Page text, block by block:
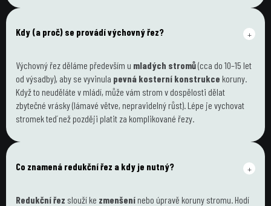
Kdy (a proč) se provádí výchovný řez? +
Výchovný řez děláme především u mladých stromů (cca do 10–15 let
od výsadby), aby se vyvinula pevná kosterní konstrukce koruny.
Když to neuděláte v mládí, může vám strom v dospělosti dělat
zbytečné vrásky (lámavé větve, nepravidelný růst). Lépe je vychovat
stromek teď než později platit za komplikované řezy.
Co znamená redukční řez a kdy je nutný? +
Redukční řez slouží ke zmenšení nebo úpravě koruny stromu. Hodí